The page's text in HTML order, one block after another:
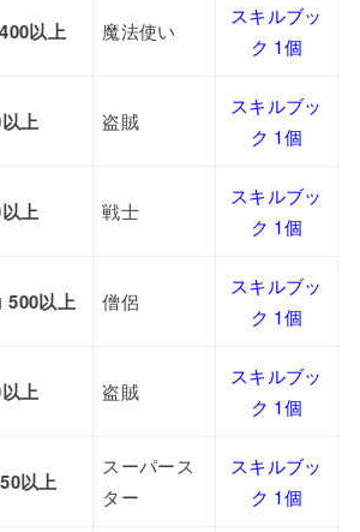
400以上 魔法使い
スキルブッ
ク 1個
上 盗賊
スキルブッ
ク 1個
上 戦士
スキルブッ
ク 1個
500以上 僧侶
スキルブッ
ク 1個
上 盗賊
スキルブッ
ク 1個
以上
スーパース
ター
スキルブッ
ク 1個